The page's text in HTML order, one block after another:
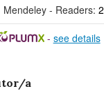
Mendeley - Readers: 2
- see details
a